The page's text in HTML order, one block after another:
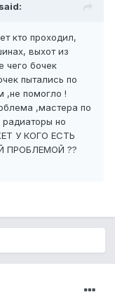
кто проходил,
выхот из
чего бочек
пытались по
,не помогло !
,мастера по
но
У КОГО ЕСТЬ
ПРОБЛЕМОЙ ??